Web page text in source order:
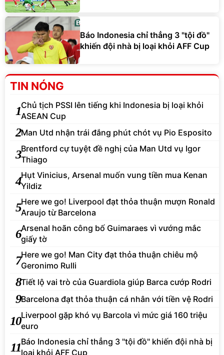
Báo Indonesia chỉ thẳng 3 "tội đồ"
khiến đội nhà bị loại khỏi AFF Cup
TIN NÓNG
1Chủ tịch PSSI lên tiếng khi Indonesia bị loại khỏi
ASEAN Cup
2Man Utd nhận trái đắng phút chót vụ Pio Esposito
3Brentford cự tuyệt đề nghị của Man Utd vụ Igor
Thiago
4Hụt Vinicius, Arsenal muốn vung tiền mua Kenan
Yildiz
5Here we go! Liverpool đạt thỏa thuận mượn Ronald
Araujo từ Barcelona
6Arsenal hoãn công bố Guimaraes vì vướng mắc
giấy tờ
7Here we go! Man City đạt thỏa thuận chiêu mộ
Geronimo Rulli
8Tiết lộ vai trò của Guardiola giúp Barca cướp Rodri
9Barcelona đạt thỏa thuận cá nhân với tiền vệ Rodri
10Liverpool gặp khó vụ Barcola vì mức giá 160 triệu
euro
11Báo Indonesia chỉ thẳng 3 "tội đồ" khiến đội nhà bị
loại khỏi AFF Cup